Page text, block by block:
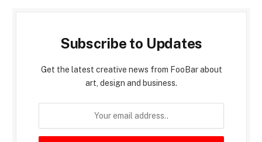
Subscribe to Updates
Get the latest creative news from FooBar about
art, design and business.